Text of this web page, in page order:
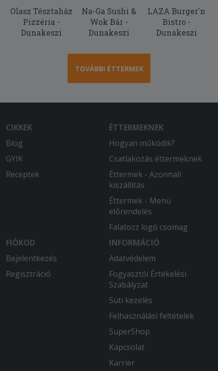
Olasz Tésztaház
Pizzéria -
Dunakeszi
Na-Ga Sushi &
Wok Bár -
Dunakeszi
LAZA Burger'n
Bistro -
Dunakeszi
TOVÁBBI ÉTTERMEK
CIKKEK
Blog
GYIK
Receptek
ÉTTERMEKNEK
Hogyan működik?
Csatlakozás éttermeknek
Éttermek - Azonnali
kiszállítás
Éttermek - Menü
előrendelés
Falatozz logó csomag
FIÓKOD
Bejelentkezés
Regisztráció
INFORMÁCIÓ
Adatvédelem
Fogyasztói Értékelési
Szabályzat
Süti kezelés
Felhasználási feltételek
SuperShop
Kapcsolat
Karrier